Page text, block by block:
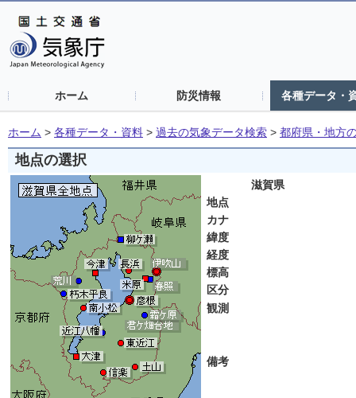
ホーム 防災情報 各種データ・
ホーム > 各種データ・資料 > 過去の気象データ検索 > 都府県・地方
地点の選択
滋賀県
地点
カナ
緯度
経度
標高
区分
観測
備考